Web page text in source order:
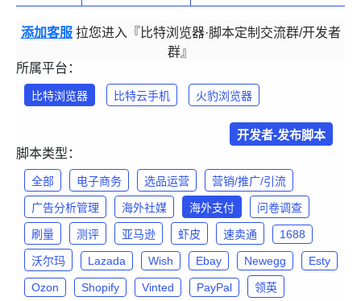
添加客服 拉您进入『比特浏览器·脚本定制交流群/开发者
群』
所属平台：
比特浏览器 比特云手机 火豹浏览器
开发者-发布脚本
脚本类型：
全部 电子商务 选品运营 营销/推广/引流
广告分析管理 海外社媒 海外支付 问卷调查
刷量 测评 亚马逊 虾皮 速卖通 1688
沃尔玛 Lazada Wish Ebay Newegg Esty
Ozon Shopify Vinted PayPal
领英